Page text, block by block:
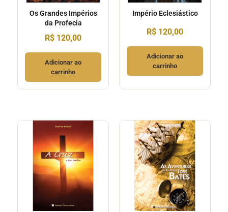
Os Grandes Impérios
da Profecia
R$ 120,00
Adicionar ao
carrinho
Império Eclesiástico
R$ 120,00
Adicionar ao
carrinho